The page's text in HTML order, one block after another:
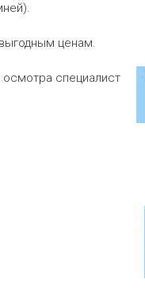
ценам.
осмотра специалист